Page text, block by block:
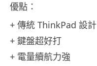
優點：
+ 傳統 ThinkPad 設計
+ 鍵盤超好打
+ 電量續航力強